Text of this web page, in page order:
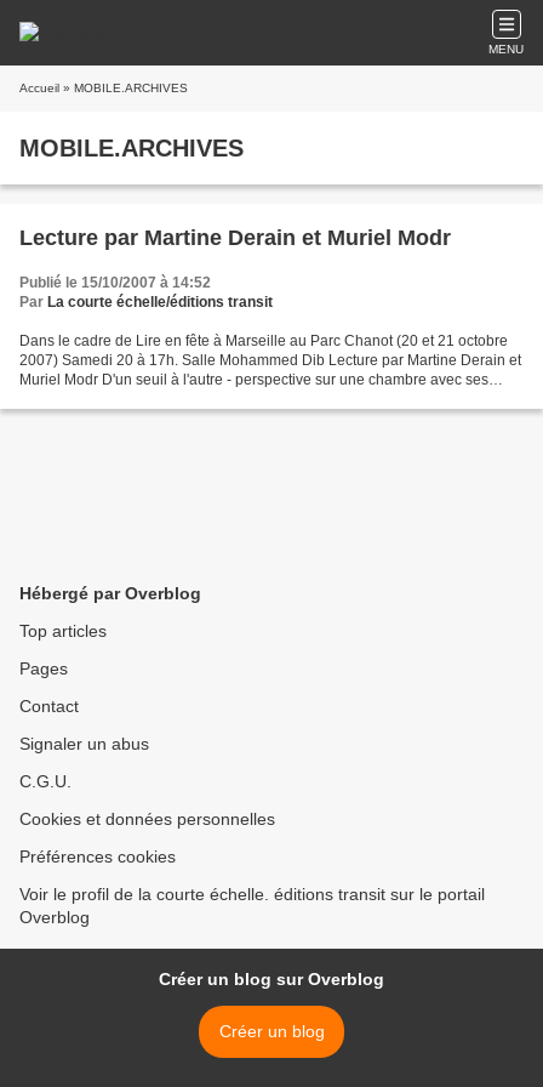
MENU
Accueil » MOBILE.ARCHIVES
MOBILE.ARCHIVES
Lecture par Martine Derain et Muriel Modr
Publié le 15/10/2007 à 14:52
Par La courte échelle/éditions transit
Dans le cadre de Lire en fête à Marseille au Parc Chanot (20 et 21 octobre
2007) Samedi 20 à 17h. Salle Mohammed Dib Lecture par Martine Derain et
Muriel Modr D'un seuil à l'autre - perspective sur une chambre avec ses
Hébergé par Overblog
Top articles
Pages
Contact
Signaler un abus
C.G.U.
Cookies et données personnelles
Préférences cookies
Voir le profil de la courte échelle. éditions transit sur le portail
Overblog
Créer un blog sur Overblog
Créer un blog